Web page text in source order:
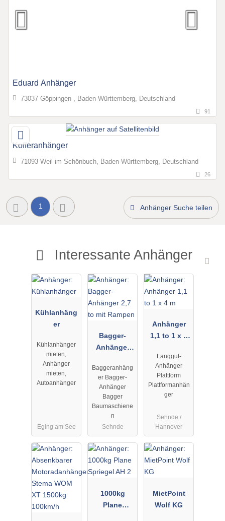
Eduard Anhänger
73037 Göppingen , Baden-Württemberg, Deutschland
91
Kofferanhänger
71093 Weil im Schönbuch, Baden-Württemberg, Deutschland
26
1 Anhänger Suche teilen
Interessante Anhänger
Kühlanhäng
er
Kühlanhänger
mieten,
Anhänger
mieten,
Autoanhänger
Eging am See
Bagger-
Anhänger
Rampen
Baggeranhäng
er Bagger-
Anhänger
Bagger
Baumaschiene
n
Sehnde
Anhänger
1,1 to 1 x 4
Langgut-
Anhänger
Plattform
Plattformanhän
ger
Sehnde /
Hannover
1000kg
Plane
MietPoint
Wolf KG